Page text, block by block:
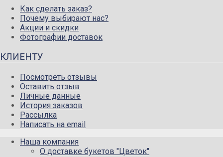
Как сделать заказ?
Почему выбирают нас?
Акции и скидки
Фотографии доставок
КЛИЕНТУ
Посмотреть отзывы
Оставить отзыв
Личные данные
История заказов
Рассылка
Написать на email
Наша компания
О доставке букетов "Цветок"